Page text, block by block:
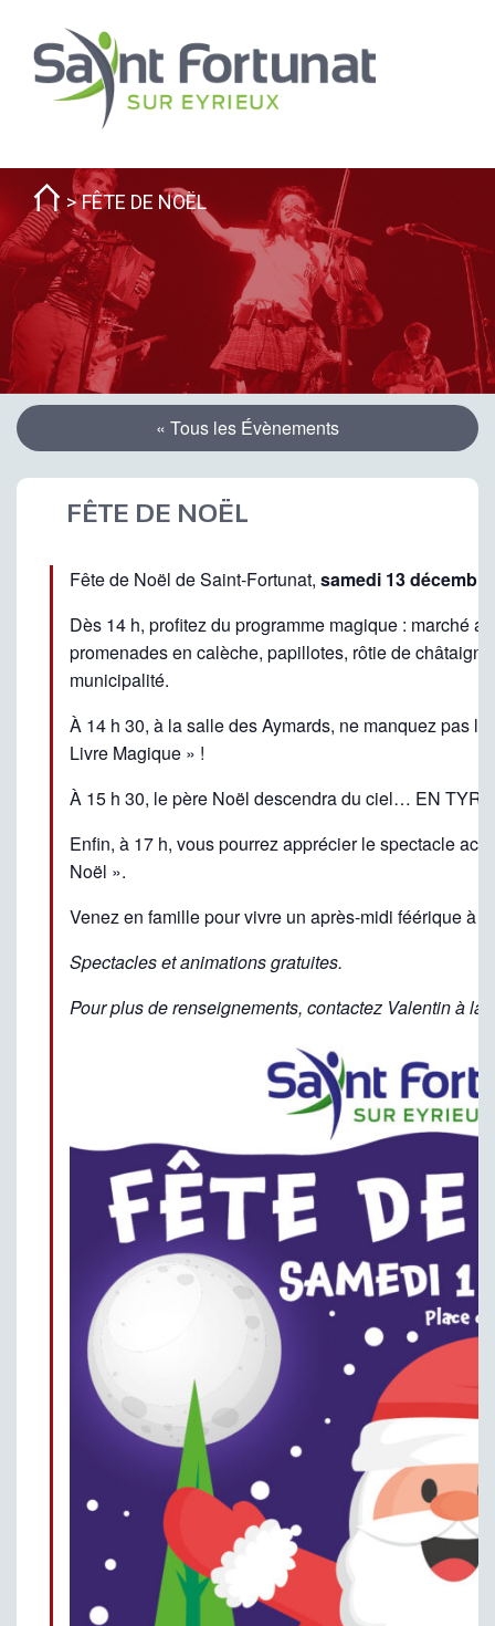
FÊTE DE NOËL
« Tous les Évènements
FÊTE DE NOËL
Fête de Noël de Saint-Fortunat, samedi 13
Dès 14 h, profitez du programme magique : marché
promenades en calèche, papillotes, rôtie de
municipalité.
À 14 h 30, à la salle des Aymards, ne manquez pas
Livre Magique » !
À 15 h 30, le père Noël descendra du ciel… EN
Enfin, à 17 h, vous pourrez apprécier le spectacle
Noël ».
Venez en famille pour vivre un après-midi féérique à
Spectacles et animations gratuites.
Pour plus de renseignements, contactez Valentin à la